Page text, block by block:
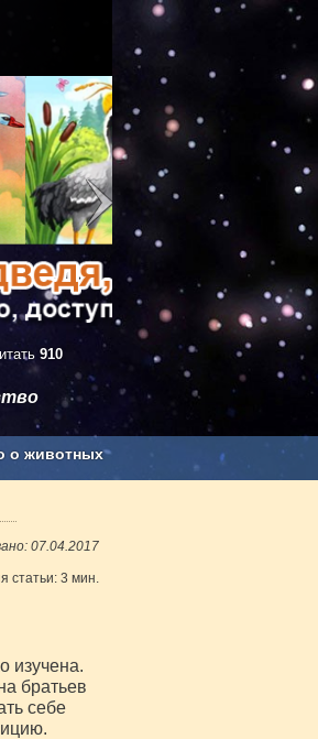
910
о животных
07.04.2017
статьи: 3 мин.
изучена.
братьев
себе